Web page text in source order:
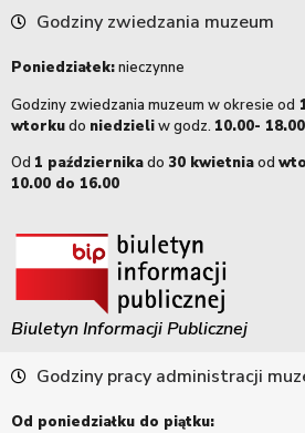
Godziny zwiedzania muzeum
Poniedziałek:nieczynne
Godziny zwiedzania muzeum w okresie od
wtorkudo niedzieliw godz. 10.00- 18.00
Od 1 październikado 30 kwietniaod
10.00 do 16.00
Biuletyn Informacji Publicznej
Godziny pracy administracji
Od poniedziałku do piątku: